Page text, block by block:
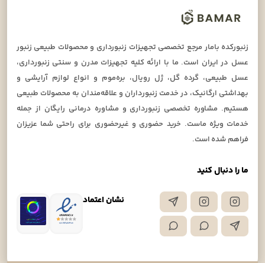
ما را دنبال کنید
نشان اعتماد
زنبورکده بامار مرجع تخصصی تجهیزات زنبورداری و محصولات طبیعی زنبور
عسل در ایران است. ما با ارائه کلیه تجهیزات مدرن و سنتی زنبورداری،
عسل طبیعی، گرده گل، ژل رویال، بره‌موم و انواع لوازم آرایشی و
بهداشتی ارگانیک، در خدمت زنبورداران و علاقه‌مندان به محصولات طبیعی
هستیم. مشاوره تخصصی زنبورداری و مشاوره درمانی رایگان از جمله
خدمات ویژه ماست. خرید حضوری و غیرحضوری برای راحتی شما عزیزان
فراهم شده است.